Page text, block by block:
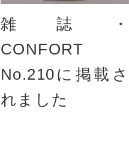
雑誌・
CONFORT
No.210に掲載さ
れました